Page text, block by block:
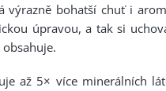
výrazně bohatší chuť i
úpravou, a tak si
až 5× více minerálních